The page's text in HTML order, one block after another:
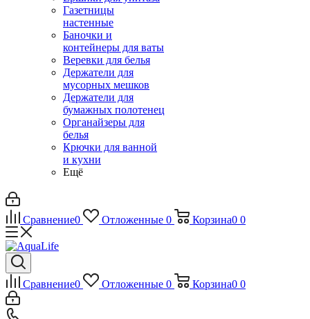
Газетницы
настенные
Баночки и
контейнеры для ваты
Веревки для белья
Держатели для
мусорных мешков
Держатели для
бумажных полотенец
Органайзеры для
белья
Крючки для ванной
и кухни
Ещё
Сравнение0 Отложенные 0 Корзина0 0
Сравнение0 Отложенные 0 Корзина0 0